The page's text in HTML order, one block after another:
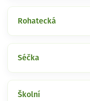
Rohatecká
Séčka
Školní